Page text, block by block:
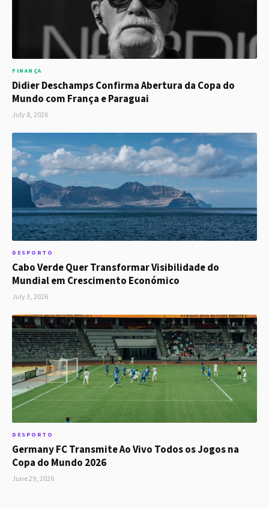
FINANÇA
Didier Deschamps Confirma Abertura da Copa do
Mundo com França e Paraguai
July 8, 2026
DESPORTO
Cabo Verde Quer Transformar Visibilidade do
Mundial em Crescimento Económico
July 3, 2026
DESPORTO
Germany FC Transmite Ao Vivo Todos os Jogos na
Copa do Mundo 2026
June 29, 2026